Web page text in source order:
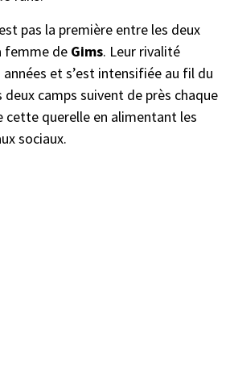
pas la première entre les deux
femme de Gims. Leur rivalité
et s’est intensifiée au fil du
camps suivent de près chaque
cette querelle en alimentant les
sociaux.